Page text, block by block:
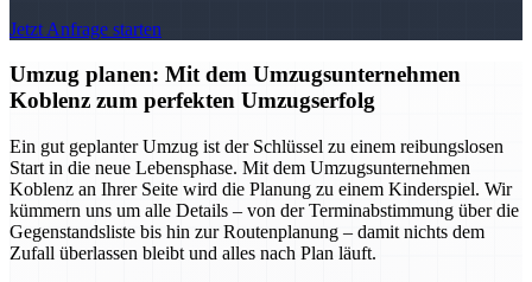
Jetzt Anfrage starten
Umzug planen: Mit dem Umzugsunternehmen
Koblenz zum perfekten Umzugserfolg
Ein gut geplanter Umzug ist der Schlüssel zu einem reibungslosen
Start in die neue Lebensphase. Mit dem Umzugsunternehmen
Koblenz an Ihrer Seite wird die Planung zu einem Kinderspiel. Wir
kümmern uns um alle Details – von der Terminabstimmung über die
Gegenstandsliste bis hin zur Routenplanung – damit nichts dem
Zufall überlassen bleibt und alles nach Plan läuft.